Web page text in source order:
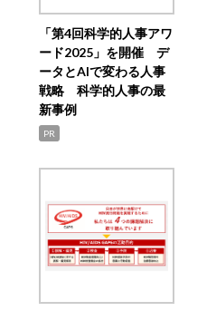
「第4回科学的人事アワ
ード2025」を開催 デ
ータとAIで変わる人事
戦略 科学的人事の最
新事例
PR